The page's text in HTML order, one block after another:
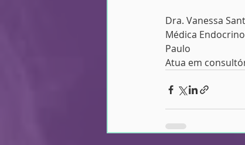
Dra. Vanessa
Médica
Paulo
Atua em